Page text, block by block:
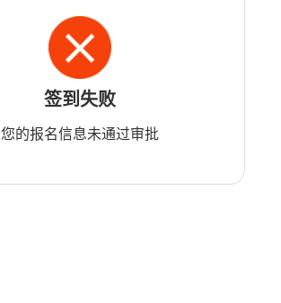
签到失败
您的报名信息未通过审批